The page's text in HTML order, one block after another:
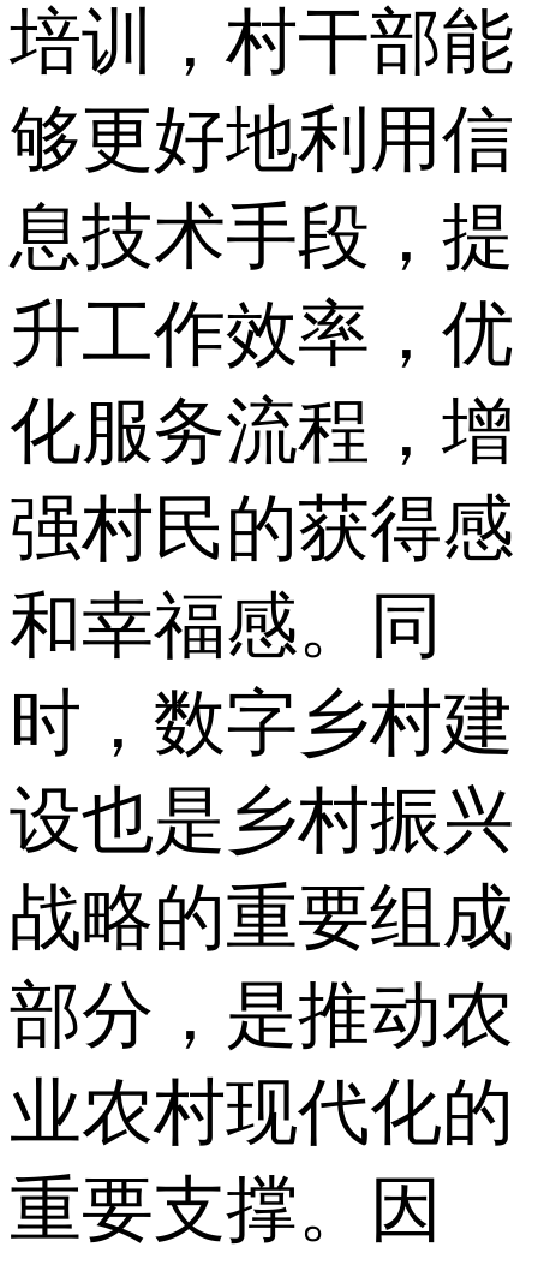
培训，村干部能
够更好地利用信
息技术手段，提
升工作效率，优
化服务流程，增
强村民的获得感
和幸福感。同
时，数字乡村建
设也是乡村振兴
战略的重要组成
部分，是推动农
业农村现代化的
重要支撑。因